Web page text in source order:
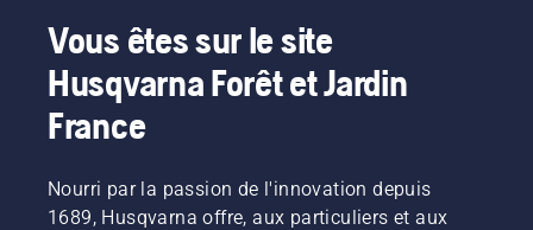
Vous êtes sur le site
Husqvarna Forêt et Jardin
France
Nourri par la passion de l'innovation depuis
1689, Husqvarna offre, aux particuliers et aux